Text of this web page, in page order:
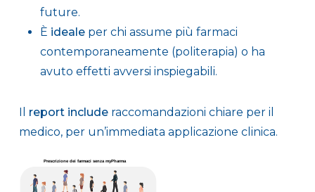
future.
È idealeper chi assume più farmaci
contemporaneamente (politerapia) o ha
avuto effetti avversi inspiegabili.
Il report includeraccomandazioni chiare per il
medico, per un’immediata applicazione clinica.